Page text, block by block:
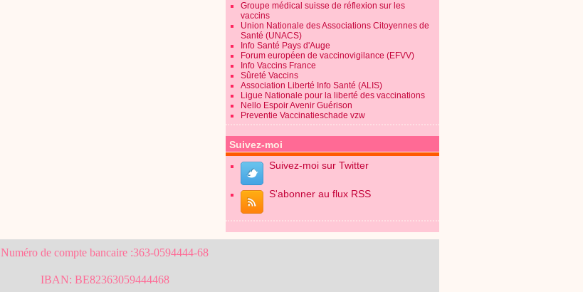
Groupe médical suisse de réflexion sur les
vaccins
Union Nationale des Associations Citoyennes de
Santé (UNACS)
Info Santé Pays d'Auge
Forum européen de vaccinovigilance (EFVV)
Info Vaccins France
Sûreté Vaccins
Association Liberté Info Santé (ALIS)
Ligue Nationale pour la liberté des vaccinations
Nello Espoir Avenir Guérison
Preventie Vaccinatieschade vzw
Suivez-moi
Suivez-moi sur Twitter
S'abonner au flux RSS
Numéro de compte bancaire :363-0594444-68
IBAN: BE82363059444468